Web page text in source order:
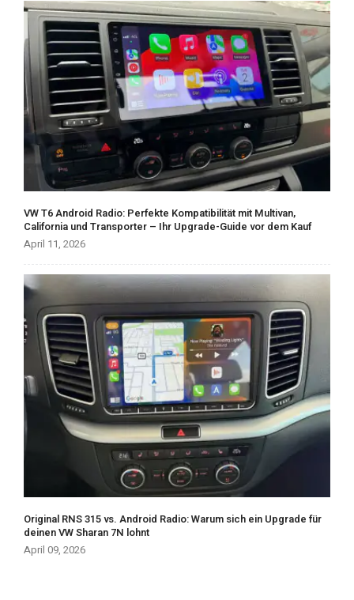
VW T6 Android Radio: Perfekte Kompatibilität mit Multivan,
California und Transporter – Ihr Upgrade-Guide vor dem Kauf
April 11, 2026
Original RNS 315 vs. Android Radio: Warum sich ein Upgrade für
deinen VW Sharan 7N lohnt
April 09, 2026